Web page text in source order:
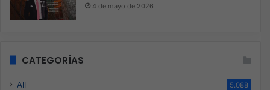
4 de mayo de 2026
CATEGORÍAS
All 5.088